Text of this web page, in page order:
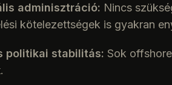
adminisztráció: Nincs
kötelezettségek is gyakran
politikai stabilitás: Sok